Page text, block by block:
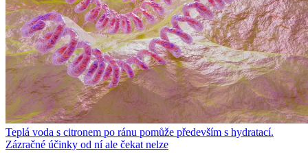
Teplá voda s citronem po ránu pomůže především s hydratací.
Zázračné účinky od ní ale čekat nelze